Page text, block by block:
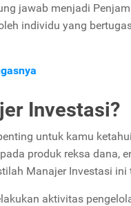
jawab menjadi
individu yang
Investasi?
untuk kamu
produk reksa dana,
Manajer Investasi
aktivitas